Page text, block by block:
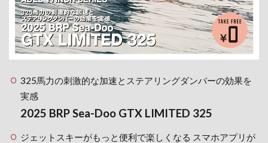
325馬力の刺激的な加速とステアリングダンパーの効果を
実感
2025 BRP Sea-Doo GTX LIMITED 325
ジェットスキーがもっと便利で楽しくなる スマホアプリが